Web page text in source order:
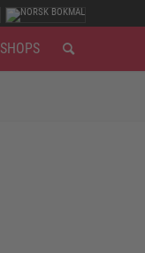
SHOPS